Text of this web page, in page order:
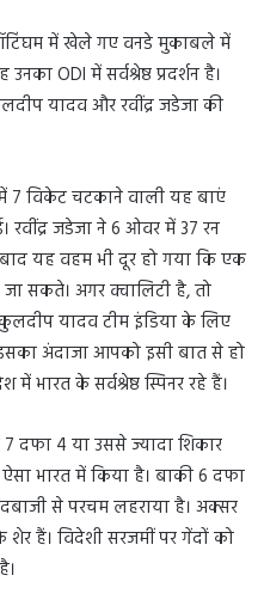
में खेले गए वनडे मुकाबले में
ODI में सर्वश्रेष्ठ प्रदर्शन है।
यादव और रवींद्र जडेजा की
7 विकेट चटकाने वाली यह बाएं
रवींद्र जडेजा ने 6 ओवर में 37 रन
यह वहम भी दूर हो गया कि एक
सकते। अगर क्वालिटी है, तो
यादव टीम इंडिया के लिए
अंदाजा आपको इसी बात से हो
भारत के सर्वश्रेष्ठ स्पिनर रहे हैं।
दफा 4 या उससे ज्यादा शिकार
भारत में किया है। बाकी 6 दफा
से परचम लहराया है। अक्सर
शेर हैं। विदेशी सरजमीं पर गेंदों को